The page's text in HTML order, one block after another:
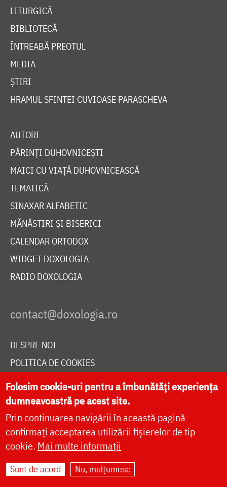
LITURGICĂ
BIBLIOTECĂ
ÎNTREABĂ PREOTUL
MEDIA
ȘTIRI
HRAMUL SFINTEI CUVIOASE PARASCHEVA
AUTORI
PĂRINȚI DUHOVNICEȘTI
MAICI CU VIAȚĂ DUHOVNICEASCĂ
TEMATICĂ
SINAXAR ALFABETIC
MĂNĂSTIRI ȘI BISERICI
CALENDAR ORTODOX
WIDGET DOXOLOGIA
RADIO DOXOLOGIA
DESPRE NOI
POLITICA DE COOKIES
DONEAZĂ ONLINE PENTRU CATEDRALA NAȚIONALĂ
LIVE
Site dezvoltat deDOXOLOGIA MEDIA
Arhiepiscopia Iașilor | ©
Folosim cookie-uri pentru a îmbunătăți experiența
dumneavoastră pe acest site.
Prin continuarea navigării în această pagină
confirmați acceptarea utilizării fișierelor de tip
cookie. Mai multe informații
Sunt de acord Nu, mulțumesc